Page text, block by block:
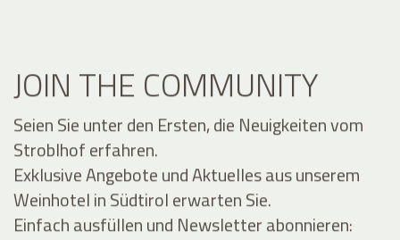
JOIN THE COMMUNITY
Seien Sie unter den Ersten, die Neuigkeiten vom
Stroblhof erfahren.
Exklusive Angebote und Aktuelles aus unserem
Weinhotel in Südtirol erwarten Sie.
Einfach ausfüllen und Newsletter abonnieren: